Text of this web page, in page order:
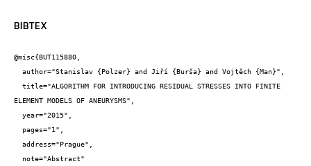
BIBTEX
@misc{BUT115880,
ELEMENT MODELS OF ANEURYSMS",